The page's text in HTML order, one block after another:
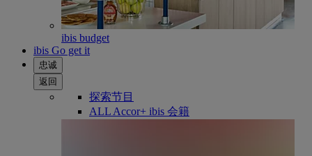
ibis budget
ibis Go get it
忠诚
返回
探索节目
ALL Accor+ ibis 会籍